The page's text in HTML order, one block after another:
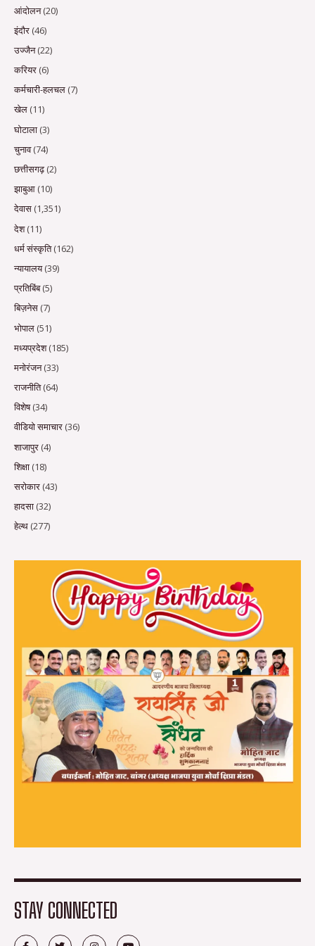
आंदोलन(20)
इंदौर (46)
उज्जैन(22)
करियर (6)
कर्मचारी-हलचल (7)
खेल (11)
घोटाला (3)
चुनाव(74)
छत्तीसगढ़(2)
झाबुआ (10)
देवास (1,351)
देश(11)
धर्म संस्कृति(162)
न्यायालय(39)
प्रतिबिंब(5)
बिज़नेस (7)
भोपाल (51)
मध्यप्रदेश(185)
मनोरंजन(33)
राजनीति(64)
विशेष(34)
वीडियो समाचार (36)
शाजापुर (4)
शिक्षा (18)
सरोकार (43)
हादसा (32)
हेल्थ (277)
STAY CONNECTED
F T I Y